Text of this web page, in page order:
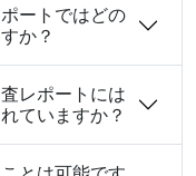
ートではどの
か？
レポートには
ていますか？